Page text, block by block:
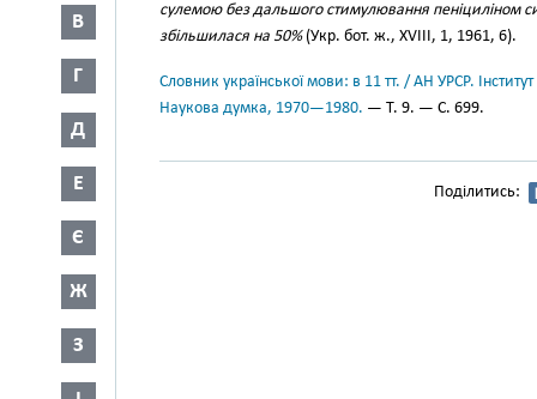
В
Г
Д
Е
Є
Ж
З
сулемою без дальшого стимулювання пеніциліном
збільшилася на 50%(Укр. бот. ж., XVIII, 1, 1961, 6).
Словник української мови: в 11 тт. / АН УРСР.
Наукова думка, 1970—1980. — Т. 9. — С. 699.
Поділитись: